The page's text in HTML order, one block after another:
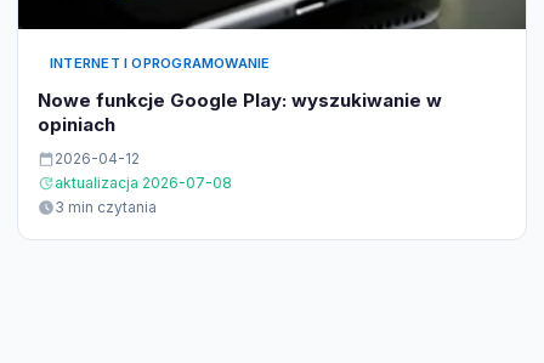
INTERNET I OPROGRAMOWANIE
Nowe funkcje Google Play: wyszukiwanie w
opiniach
2026-04-12
aktualizacja 2026-07-08
3 min czytania